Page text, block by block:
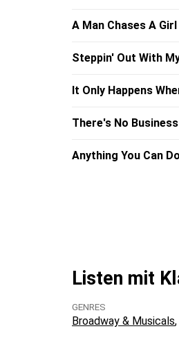
A Man Chases A
Steppin' Out With
It Only Happens
There's No
Anything You Can Do
Listen mit
GENRES
Broadway & Musicals